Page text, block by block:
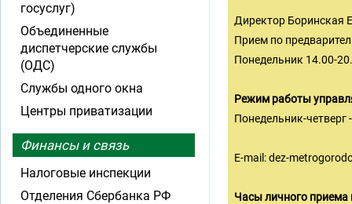
Директор Боринская
Прием по
Понедельник 14.00-
Режим работы
Понедельник-четверг
E-mail:dez-
Часы личного приема
госуслуг)
Объединенные
диспетчерские службы
(ОДС)
Службы одного окна
Центры приватизации
Финансы и связь
Налоговые инспекции
Отделения Сбербанка РФ